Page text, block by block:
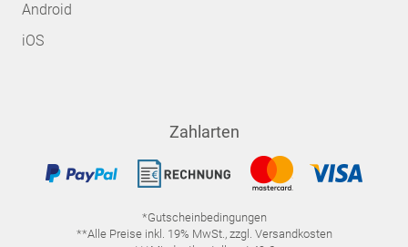
Android
iOS
Zahlarten
*Gutscheinbedingungen
**Alle Preise inkl. 19% MwSt., zzgl. Versandkosten